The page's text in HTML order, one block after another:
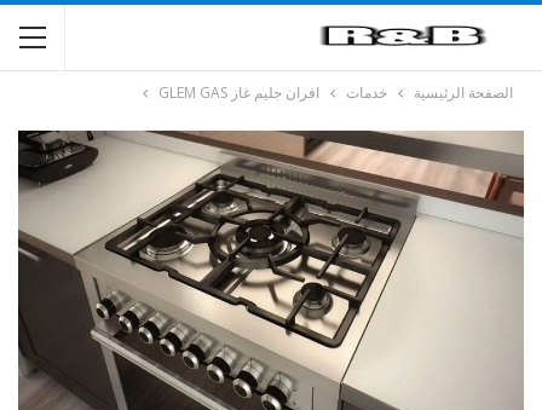
الصفحة الرئيسية خدمات افران جليم غاز GLEM GAS